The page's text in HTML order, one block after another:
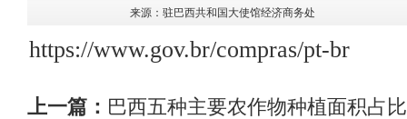
来源：驻巴西共和国大使馆经济商务处
https://www.gov.br/compras/pt-br
上一篇： 巴西五种主要农作物种植面积占